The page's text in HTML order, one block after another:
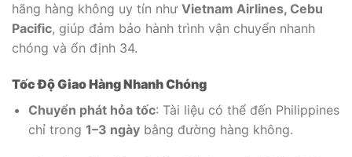
hãng hàng không uy tín như Vietnam Airlines, Cebu
Pacific, giúp đảm bảo hành trình vận chuyển nhanh
chóng và ổn định 34.
Tốc Độ Giao Hàng Nhanh Chóng
Chuyển phát hỏa tốc: Tài liệu có thể đến Philippines
chỉ trong 1–3 ngàybằng đường hàng không.